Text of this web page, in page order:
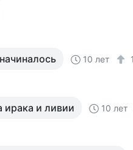
10 лет 1
ирака и ливии 10 лет